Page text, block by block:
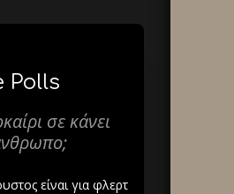
Polls
σε κάνει
είναι για φλερτ